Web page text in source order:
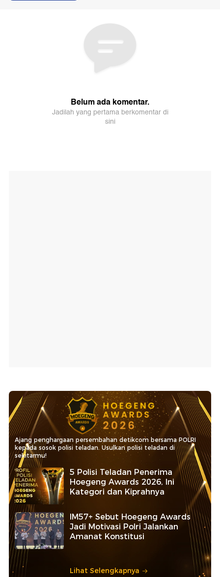
Ajang penghargaan persembahan detikcom bersama POLRI
kepada sosok polisi teladan. Usulkan polisi teladan di
sekitarmu!
5 Polisi Teladan Penerima
Hoegeng Awards 2026, Ini
Kategori dan Kiprahnya
IM57+ Sebut Hoegeng Awards
Jadi Motivasi Polri Jalankan
Amanat Konstitusi
Lihat Selengkapnya